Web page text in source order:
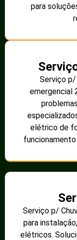
para
Serviço p/
emergencial
elétrico de
Serviço p/
para
elétricos.